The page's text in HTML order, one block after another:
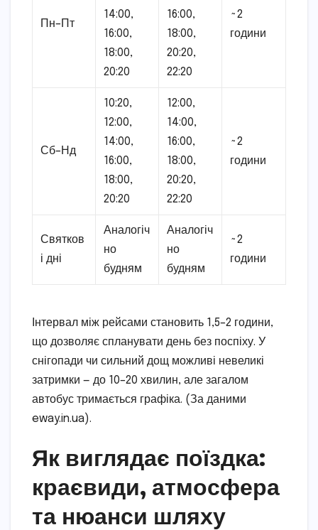
Пн–Пт
14:00,
16:00,
18:00,
20:20
16:00,
18:00,
20:20,
22:20
~2
години
Сб–Нд
10:20,
12:00,
14:00,
16:00,
18:00,
20:20
12:00,
14:00,
16:00,
18:00,
20:20,
22:20
~2
години
Святков
і дні
Аналогіч
но
будням
Аналогіч
но
будням
~2
години
Інтервал між рейсами становить 1,5–2 години,
що дозволяє спланувати день без поспіху. У
снігопади чи сильний дощ можливі невеликі
затримки — до 10–20 хвилин, але загалом
автобус тримається графіка. (За даними
eway.in.ua).
Як виглядає поїздка:
краєвиди, атмосфера
та нюанси шляху